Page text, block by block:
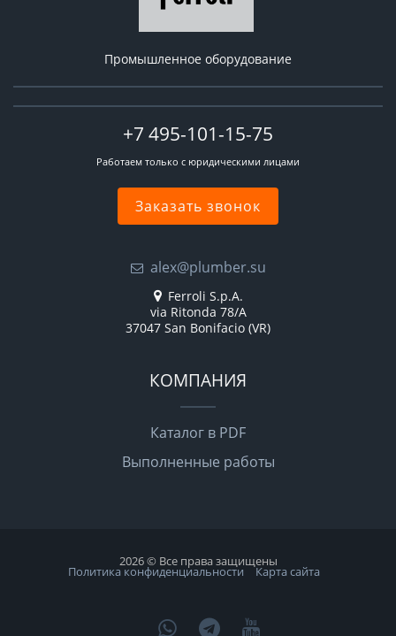
Промышленное оборудование
+7 495-101-15-75
Работаем только с юридическими лицами
Заказать звонок
alex@plumber.su
Ferroli S.p.A.
via Ritonda 78/A
37047 San Bonifacio (VR)
КОМПАНИЯ
Каталог в PDF
Выполненные работы
2026 © Все права защищены
Политика конфиденциальности Карта сайта